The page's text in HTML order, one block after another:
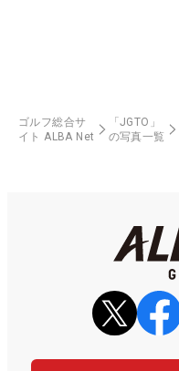
ゴルフ総合サ
イト ALBA Net
「JGTO」
の写真一覧